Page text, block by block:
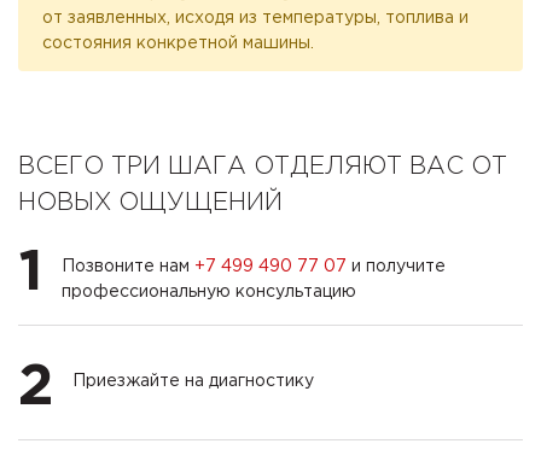
от заявленных, исходя из температуры, топлива и
состояния конкретной машины.
ВСЕГО ТРИ ШАГА ОТДЕЛЯЮТ ВАС ОТ
НОВЫХ ОЩУЩЕНИЙ
1 Позвоните нам +7 499 490 77 07 и получите
профессиональную консультацию
2 Приезжайте на диагностику